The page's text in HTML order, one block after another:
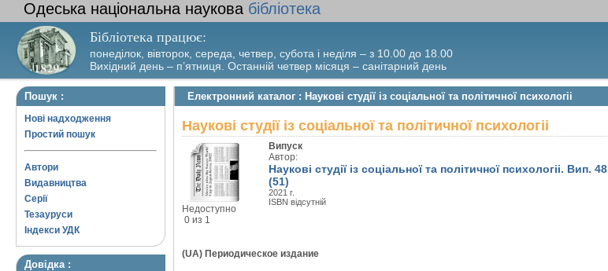
Одеська національна наукова бібліотека
Бібліотека працює:
понеділок, вівторок, середа, четвер, субота і неділя – з 10.00 до 18.00
Вихідний день – п’ятниця. Останній четвер місяця – санітарний день
Пошук :
Нові надходження
Простий пошук
Автори
Видавництва
Серії
Тезауруси
Індекси УДК
Довідка :
Електронний каталог : Наукові студії із соціальної та політичної психологii
Наукові студії із соціальної та політичної психологii
Недоступно
0 из 1
Випуск
Автор:
Наукові студії із соціальної та політичної психологii. Вип. 48
(51)
2021 г.
ISBN відсутній
(UA) Периодическое издание